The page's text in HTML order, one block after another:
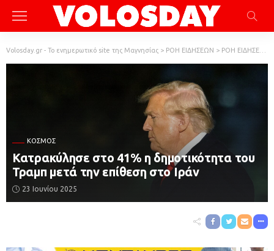
Volosday.gr - Το ενημερωτικό site της Μαγνησίας > ΡΟΗ ΕΙΔΗΣΕΩΝ > ΡΟΗ ΕΙΔΗΣΕΩΝ
ΚΌΣΜΟΣ
Κατρακύλησε στο 41% η δημοτικότητα του
Τραμπ μετά την επίθεση στο Ιράν
23 Ιουνίου 2025